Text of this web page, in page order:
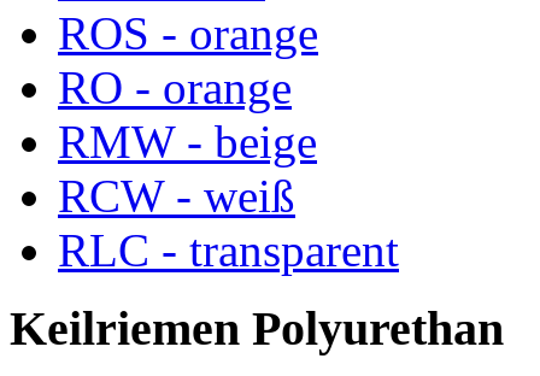
ROS - orange
RO - orange
RMW - beige
RCW - weiß
RLC - transparent
Keilriemen Polyurethan